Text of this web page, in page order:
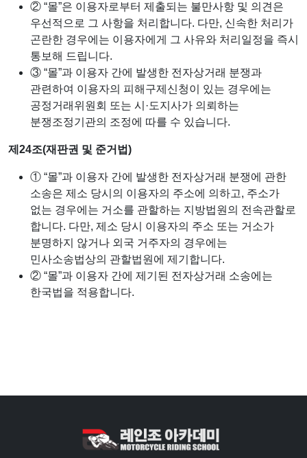
② “몰”은 이용자로부터 제출되는 불만사항 및 의견은
우선적으로 그 사항을 처리합니다. 다만, 신속한 처리가
곤란한 경우에는 이용자에게 그 사유와 처리일정을 즉시
통보해 드립니다.
③ “몰”과 이용자 간에 발생한 전자상거래 분쟁과
관련하여 이용자의 피해구제신청이 있는 경우에는
공정거래위원회 또는 시·도지사가 의뢰하는
분쟁조정기관의 조정에 따를 수 있습니다.
제24조(재판권 및 준거법)
① “몰”과 이용자 간에 발생한 전자상거래 분쟁에 관한
소송은 제소 당시의 이용자의 주소에 의하고, 주소가
없는 경우에는 거소를 관할하는 지방법원의 전속관할로
합니다. 다만, 제소 당시 이용자의 주소 또는 거소가
분명하지 않거나 외국 거주자의 경우에는
민사소송법상의 관할법원에 제기합니다.
② “몰”과 이용자 간에 제기된 전자상거래 소송에는
한국법을 적용합니다.